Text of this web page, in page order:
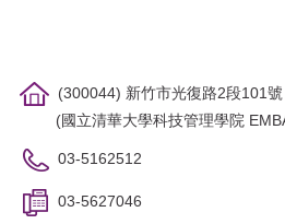
(300044) 新竹市光復路2段101號
(國立清華大學科技管理學院 EMBA
03-5162512
03-5627046